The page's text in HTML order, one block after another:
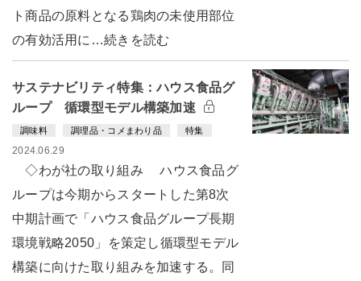
ト商品の原料となる鶏肉の未使用部位
の有効活用に…続きを読む
サステナビリティ特集：ハウス食品グ
ループ 循環型モデル構築加速
調味料 調理品・コメまわり品 特集
2024.06.29
◇わが社の取り組み ハウス食品グ
ループは今期からスタートした第8次
中期計画で「ハウス食品グループ長期
環境戦略2050」を策定し循環型モデル
構築に向けた取り組みを加速する。同